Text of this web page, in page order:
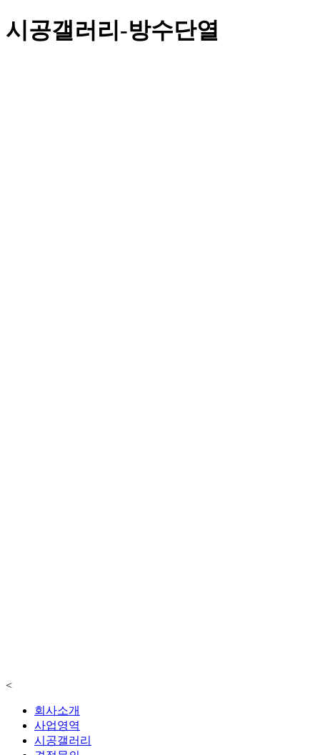
시공갤러리-방수단열
<
회사소개
사업영역
시공갤러리